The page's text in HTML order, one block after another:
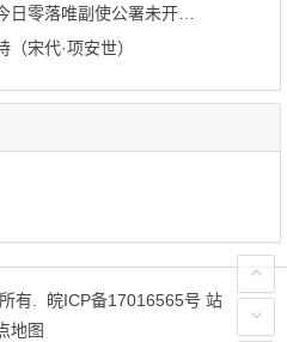
署未开戏题二韵（宋代·王禹称）
宋代·项安世）
有. 皖ICP备17016565号 站
地图